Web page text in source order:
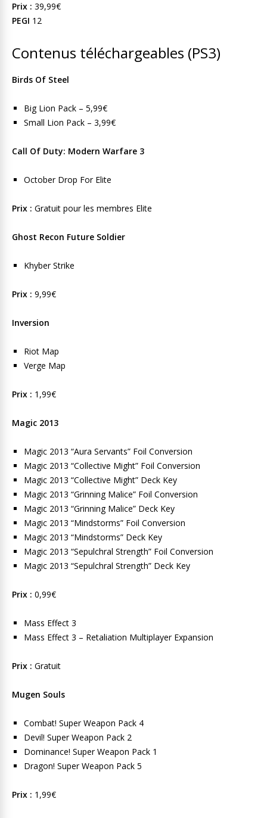
Prix : 39,99€
PEGI 12
Contenus téléchargeables (PS3)
Birds Of Steel
Big Lion Pack – 5,99€
Small Lion Pack – 3,99€
Call Of Duty: Modern Warfare 3
October Drop For Elite
Prix : Gratuit pour les membres Elite
Ghost Recon Future Soldier
Khyber Strike
Prix : 9,99€
Inversion
Riot Map
Verge Map
Prix : 1,99€
Magic 2013
Magic 2013 “Aura Servants” Foil Conversion
Magic 2013 “Collective Might” Foil Conversion
Magic 2013 “Collective Might” Deck Key
Magic 2013 “Grinning Malice” Foil Conversion
Magic 2013 “Grinning Malice” Deck Key
Magic 2013 “Mindstorms” Foil Conversion
Magic 2013 “Mindstorms” Deck Key
Magic 2013 “Sepulchral Strength” Foil Conversion
Magic 2013 “Sepulchral Strength” Deck Key
Prix : 0,99€
Mass Effect 3
Mass Effect 3 – Retaliation Multiplayer Expansion
Prix : Gratuit
Mugen Souls
Combat! Super Weapon Pack 4
Devil! Super Weapon Pack 2
Dominance! Super Weapon Pack 1
Dragon! Super Weapon Pack 5
Prix : 1,99€